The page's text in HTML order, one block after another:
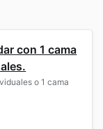
con 1 cama
o 1 cama